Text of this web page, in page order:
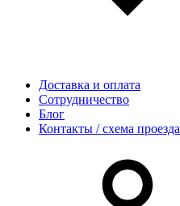
Доставка и оплата
Сотрудничество
Блог
Контакты / схема проезда